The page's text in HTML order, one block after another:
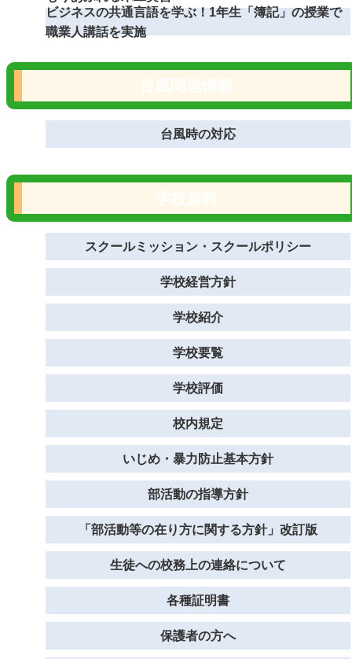
ビジネスの共通言語を学ぶ！1年生「簿記」の授業で
職業人講話を実施
台風時の対応
スクールミッション・スクールポリシー
学校経営方針
学校紹介
学校要覧
学校評価
校内規定
いじめ・暴力防止基本方針
部活動の指導方針
「部活動等の在り方に関する方針」改訂版
生徒への校務上の連絡について
各種証明書
保護者の方へ